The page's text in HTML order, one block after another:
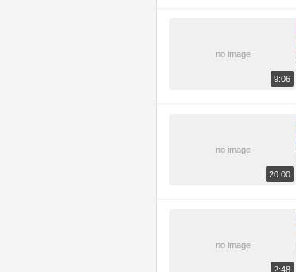
no image
9:06
no image
20:00
no image
2:48